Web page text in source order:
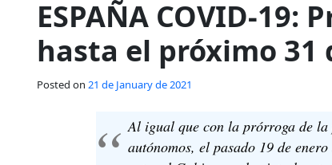
ESPAÑA COVID-19:
hasta el próximo 31
Posted on 21 de January de 2021
Al igual que con la prórroga de
autónomos, el pasado 19 de